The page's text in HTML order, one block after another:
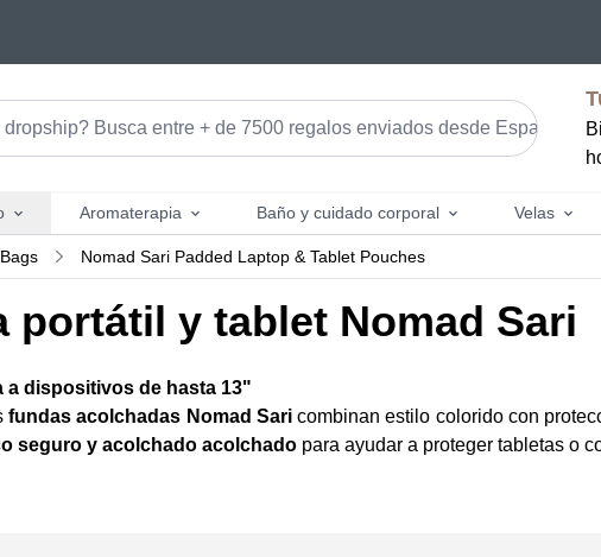
Aromaterapia Baño y cuidado corporal Velas
Nomad Sari Padded Laptop & Tablet Pouches
portátil y tablet Nomad Sari
a dispositivos de hasta 13"
fundas acolchadas Nomad Saricombinan estilo colorido con
seguro y acolchado acolchado para ayudar a proteger tabletas o